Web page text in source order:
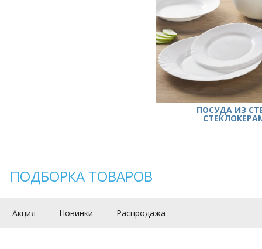
ПОСУДА ИЗ
ПОДБОРКА ТОВАРОВ
Акция Новинки Распродажа